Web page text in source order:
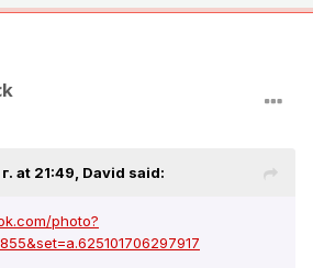
at 21:49, David said:
photo?